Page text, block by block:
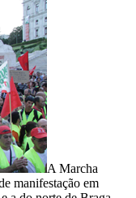
A Marcha
manifestação em